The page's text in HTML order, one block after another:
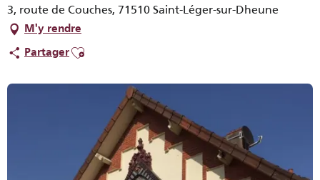
3, route de Couches, 71510 Saint-Léger-sur-Dheune
M'y rendre
PartagerAjouter aux favoris